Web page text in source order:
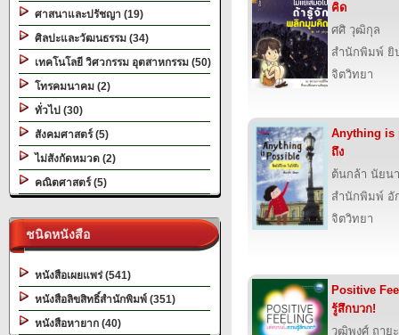
ศาสนาและปรัชญา (19)
ศิลปะและวัฒนธรรม (34)
เทคโนโลยี วิศวกรรม อุตสาหกรรม (50)
โทรคมนาคม (2)
ทั่วไป (30)
สังคมศาสตร์ (5)
ไม่สังกัดหมวด (2)
คณิตศาสตร์ (5)
ชนิดหนังสือ
หนังสือเผยแพร่ (541)
หนังสือลิขสิทธิ์สำนักพิมพ์ (351)
หนังสือหายาก (40)
คิด
ศศิ วุฒิกุล
สำนักพิมพ์ ยิ
จิตวิทยา
Anything is
ถึง
ต้นกล้า นัยนา
สำนักพิมพ์ อั
จิตวิทยา
Positive
รู้สึกบวก!
วุฒิพงศ์ ถาย